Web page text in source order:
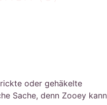
oder gehäkelte
Sache, denn Zooey kann